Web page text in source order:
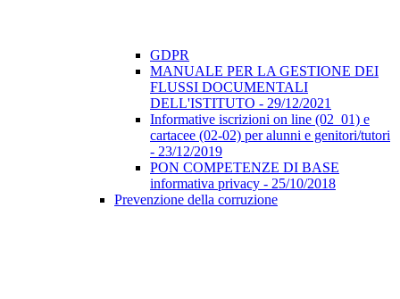
GDPR
MANUALE PER LA GESTIONE DEI
FLUSSI DOCUMENTALI
DELL'ISTITUTO - 29/12/2021
Informative iscrizioni on line (02_01) e
cartacee (02-02) per alunni e genitori/tutori
- 23/12/2019
PON COMPETENZE DI BASE
informativa privacy - 25/10/2018
Prevenzione della corruzione